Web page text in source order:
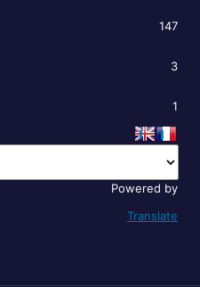
147
3
1
Powered by
Translate